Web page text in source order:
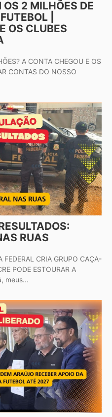
2 MILHÕES DE
|
OS CLUBES
A CONTA CHEGOU E OS
CONTAS DO NOSSO
RUAS
CRIA GRUPO CAÇA-
PODE ESTOURAR A
meus...